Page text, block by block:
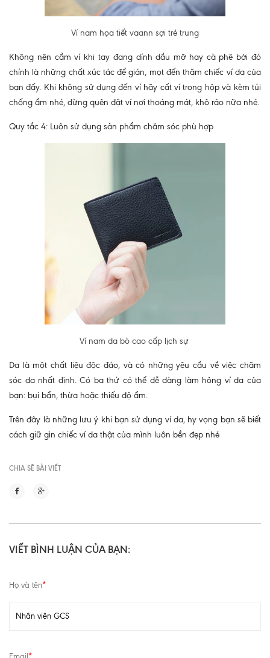
Ví nam họa tiết vaann sợi trẻ trung
Không nên cầm ví khi tay đang dính dầu mỡ hay cà phê bởi đó
chính là những chất xúc tác để gián, mọt đến thăm chiếc ví da của
bạn đấy. Khi không sử dụng đến ví hãy cất ví trong hộp và kèm túi
chống ẩm nhé, đừng quên đặt ví nơi thoáng mát, khô ráo nữa nhé.
Quy tắc 4: Luôn sử dụng sản phẩm chăm sóc phù hợp
Ví nam da bò cao cấp lịch sự
Da là một chất liệu độc đáo, và có những yêu cầu về việc chăm
sóc da nhất định. Có ba thứ có thể dễ dàng làm hỏng ví da của
bạn: bụi bẩn, thừa hoặc thiếu độ ẩm.
Trên đây là những lưu ý khi bạn sử dụng ví da, hy vọng bạn sẽ biết
cách giữ gìn chiếc ví da thật của mình luôn bền đẹp nhé
CHIA SẼ BÀI VIẾT
VIẾT BÌNH LUẬN CỦA BẠN:
Họ và tên*